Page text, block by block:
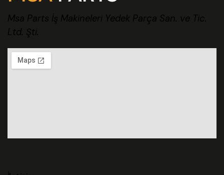
Msa Parts İş Makineleri Yedek Parça San. ve Tic.
Ltd. Şti.